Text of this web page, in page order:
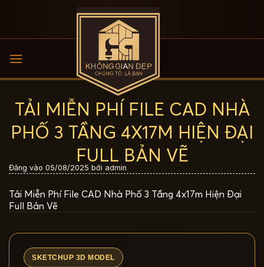
TẢI MIỄN PHÍ FILE CAD NHÀ
PHỐ 3 TẦNG 4X17M HIỆN ĐẠI
FULL BẢN VẼ
Đăng vào 05/08/2025 bởi admin
Tải Miễn Phí File CAD Nhà Phố 3 Tầng 4x17m Hiện Đại
Full Bản Vẽ
SKETCHUP 3D MODEL